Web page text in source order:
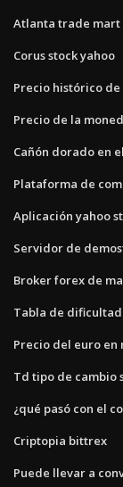
Atlanta trade mart
Corus stock yahoo
Precio histórico
Precio de la
Cañón dorado en
Plataforma de
Aplicación yahoo
Servidor de
Broker forex de
Tabla de
Precio del euro en
Td tipo de cambio
¿qué pasó con el
Criptopia bittrex
Puede llevar a